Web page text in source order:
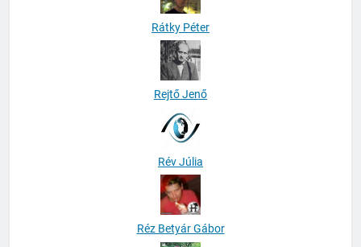
Rátky Péter
Rejtő Jenő
Rév Júlia
Réz Betyár Gábor